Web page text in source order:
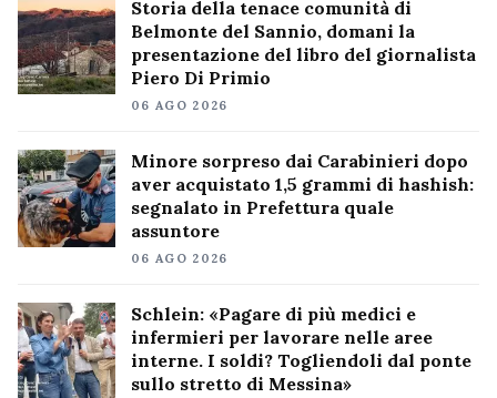
Storia della tenace comunità di
Belmonte del Sannio, domani la
presentazione del libro del giornalista
Piero Di Primio
06 AGO 2026
Minore sorpreso dai Carabinieri dopo
aver acquistato 1,5 grammi di hashish:
segnalato in Prefettura quale
assuntore
06 AGO 2026
Schlein: «Pagare di più medici e
infermieri per lavorare nelle aree
interne. I soldi? Togliendoli dal ponte
sullo stretto di Messina»